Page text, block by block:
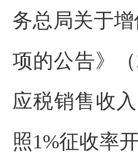
务总局关于
项的公告》
应税销售收
照1%征收率